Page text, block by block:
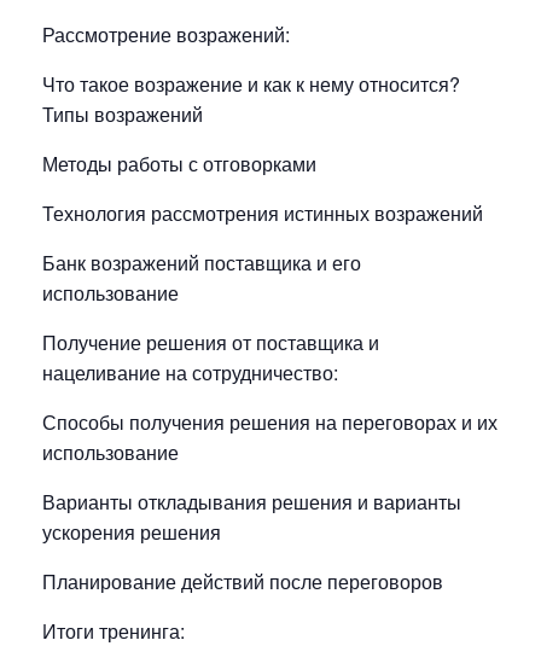
Рассмотрение возражений:
Что такое возражение и как к нему относится?
Типы возражений
Методы работы с отговорками
Технология рассмотрения истинных возражений
Банк возражений поставщика и его
использование
Получение решения от поставщика и
нацеливание на сотрудничество:
Способы получения решения на переговорах и их
использование
Варианты откладывания решения и варианты
ускорения решения
Планирование действий после переговоров
Итоги тренинга: